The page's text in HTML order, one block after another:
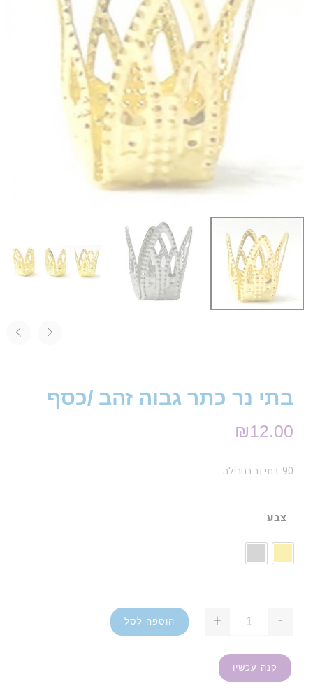
בתי נר כתר גבוה זהב /כסף
₪12.00
90 בתי נר בחבילה
צבע
-
+ הוספה לסל
קנה עכשיו